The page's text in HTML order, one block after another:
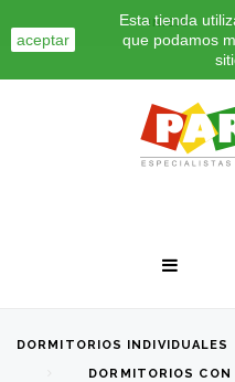
aceptar
Esta tienda
que podamos
INICIO
DORMITORIOS INDIVIDUALES
DORMITORIOS